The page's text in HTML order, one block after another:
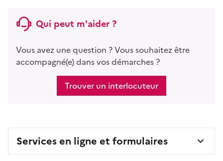
Qui peut m'aider ?
Vous avez une question ? Vous souhaitez être
accompagné(e) dans vos démarches ?
Trouver un interlocuteur
Services en ligne et formulaires